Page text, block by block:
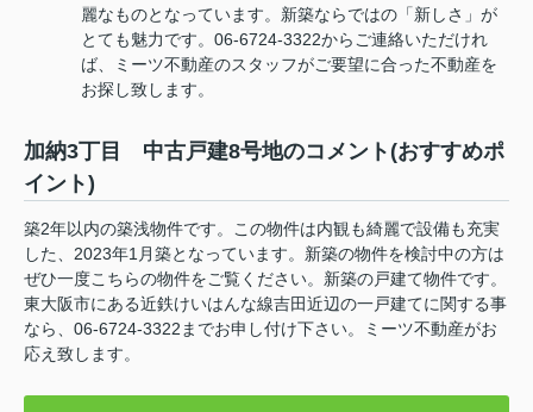
麗なものとなっています。新築ならではの「新しさ」が
とても魅力です。06-6724-3322からご連絡いただけれ
ば、ミーツ不動産のスタッフがご要望に合った不動産を
お探し致します。
加納3丁目 中古戸建8号地のコメント(おすすめポ
イント)
築2年以内の築浅物件です。この物件は内観も綺麗で設備も充実
した、2023年1月築となっています。新築の物件を検討中の方は
ぜひ一度こちらの物件をご覧ください。新築の戸建て物件です。
東大阪市にある近鉄けいはんな線吉田近辺の一戸建てに関する事
なら、06-6724-3322までお申し付け下さい。ミーツ不動産がお
応え致します。